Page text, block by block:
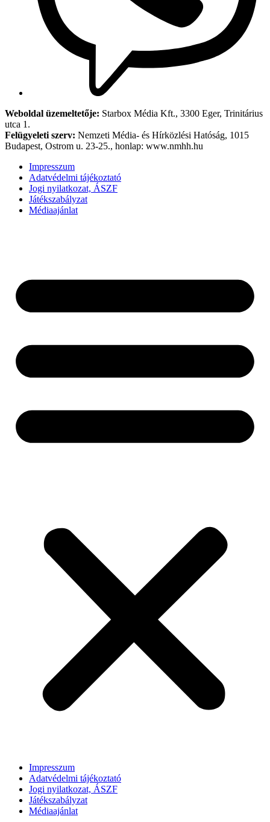
Weboldal üzemeltetője: Starbox Média Kft., 3300 Eger, Trinitárius
utca 1.
Felügyeleti szerv: Nemzeti Média- és Hírközlési Hatóság, 1015
Budapest, Ostrom u. 23-25., honlap: www.nmhh.hu
Impresszum
Adatvédelmi tájékoztató
Jogi nyilatkozat, ÁSZF
Játékszabályzat
Médiaajánlat
Impresszum
Adatvédelmi tájékoztató
Jogi nyilatkozat, ÁSZF
Játékszabályzat
Médiaajánlat